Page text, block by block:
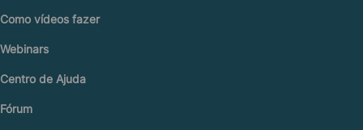
Como vídeos fazer
Webinars
Centro de Ajuda
Fórum